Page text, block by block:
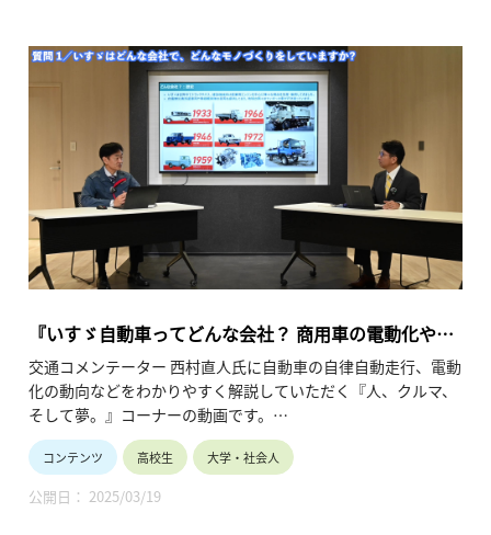
どについて解説しています。（令和7年2月公開、40分42秒）
『いすゞ自動車ってどんな会社？ 商用車の電動化や自
動化とは？ （聴く編 第1回）』
交通コメンテーター 西村直人氏に自動車の自律自動走行、電動
化の動向などをわかりやすく解説していただく『人、クルマ、
そして夢。』コーナーの動画です。
社会インフラとして様々な課題解決への対応が求められる中、
いすゞ自動車（株）がどのような取り組みを行っているかを紐
解く、シリーズ動画『商用車ならではの電動化と自動化技術』
の第1弾。
コンテンツ 高校生 大学・社会人
公開日： 2025/03/19